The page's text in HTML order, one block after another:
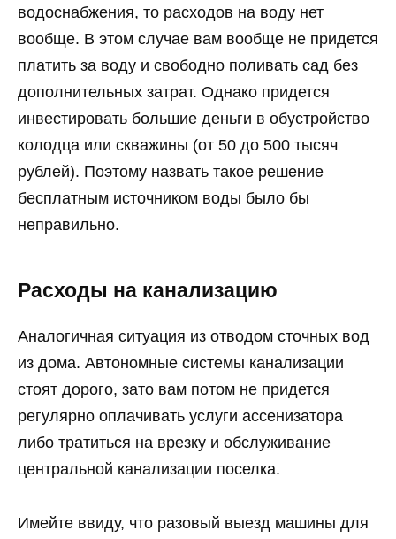
водоснабжения, то расходов на воду нет
вообще. В этом случае вам вообще не придется
платить за воду и свободно поливать сад без
дополнительных затрат. Однако придется
инвестировать большие деньги в обустройство
колодца или скважины (от 50 до 500 тысяч
рублей). Поэтому назвать такое решение
бесплатным источником воды было бы
неправильно.
Расходы на канализацию
Аналогичная ситуация из отводом сточных вод
из дома. Автономные системы канализации
стоят дорого, зато вам потом не придется
регулярно оплачивать услуги ассенизатора
либо тратиться на врезку и обслуживание
центральной канализации поселка.
Имейте ввиду, что разовый выезд машины для